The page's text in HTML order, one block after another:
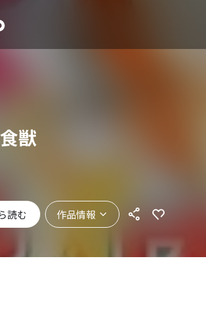
獣
読む 作品情報